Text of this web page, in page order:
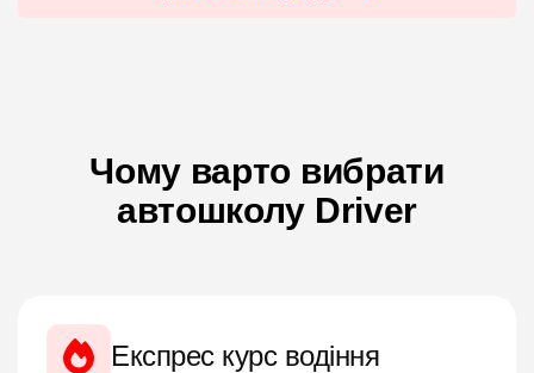
Чому варто вибрати
автошколу Driver
Експрес курс водіння